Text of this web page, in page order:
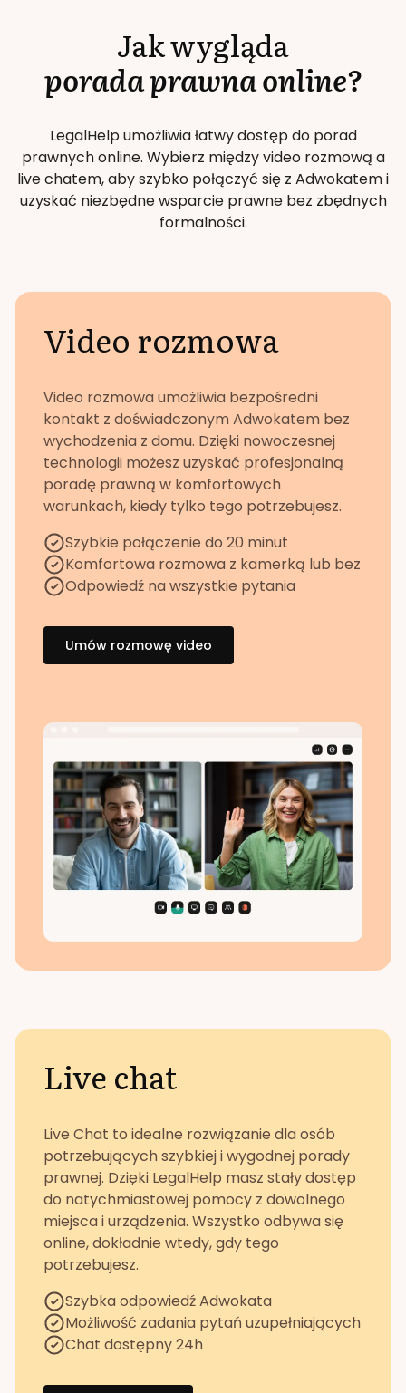
Jak wygląda
porada prawna online?
LegalHelp umożliwia łatwy dostęp do porad
prawnych online. Wybierz między video rozmową a
live chatem, aby szybko połączyć się z Adwokatem i
uzyskać niezbędne wsparcie prawne bez zbędnych
formalności.
Video rozmowa
Video rozmowa umożliwia bezpośredni
kontakt z doświadczonym Adwokatem bez
wychodzenia z domu. Dzięki nowoczesnej
technologii możesz uzyskać profesjonalną
poradę prawną w komfortowych
warunkach, kiedy tylko tego potrzebujesz.
Szybkie połączenie do 20 minut
Komfortowa rozmowa z kamerką lub bez
Odpowiedź na wszystkie pytania
Umów rozmowę video
Live chat
Live Chat to idealne rozwiązanie dla osób
potrzebujących szybkiej i wygodnej porady
prawnej. Dzięki LegalHelp masz stały dostęp
do natychmiastowej pomocy z dowolnego
miejsca i urządzenia. Wszystko odbywa się
online, dokładnie wtedy, gdy tego
potrzebujesz.
Szybka odpowiedź Adwokata
Możliwość zadania pytań uzupełniających
Chat dostępny 24h